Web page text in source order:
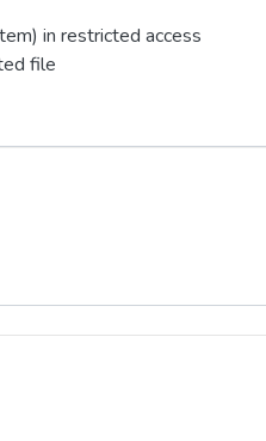
in restricted access
file